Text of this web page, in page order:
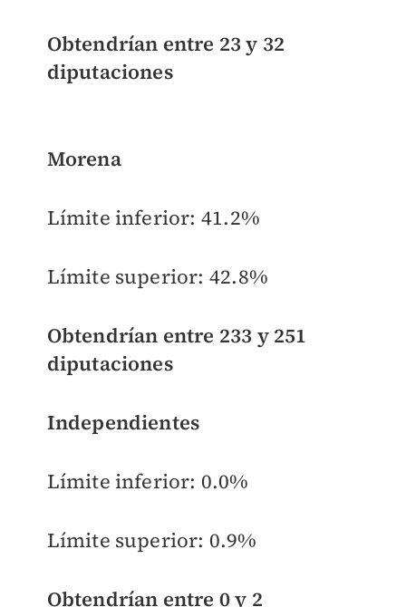
Obtendrían entre 23 y 32
diputaciones
Morena
Límite inferior: 41.2%
Límite superior: 42.8%
Obtendrían entre 233 y 251
diputaciones
Independientes
Límite inferior: 0.0%
Límite superior: 0.9%
Obtendrían entre 0 y 2